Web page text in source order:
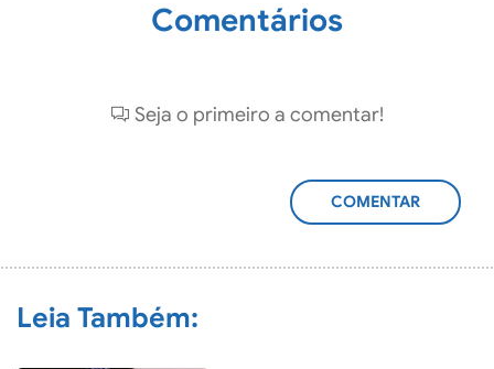
Comentários
Seja o primeiro a comentar!
ADICIONAR
Leia Também: